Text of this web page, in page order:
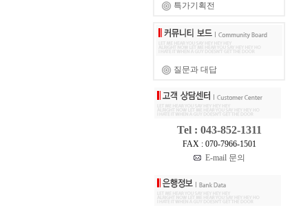
특가기획전
질문과 대답
Tel : 043-852-1311
FAX : 070-7966-1501
E-mail 문의